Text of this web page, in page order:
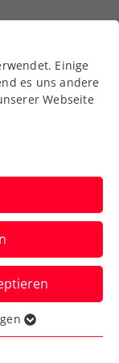
Einige
es uns andere
Webseite